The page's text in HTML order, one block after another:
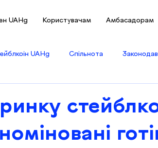
UAHg Користувачам Амбасадорам
UAHg Спільнота